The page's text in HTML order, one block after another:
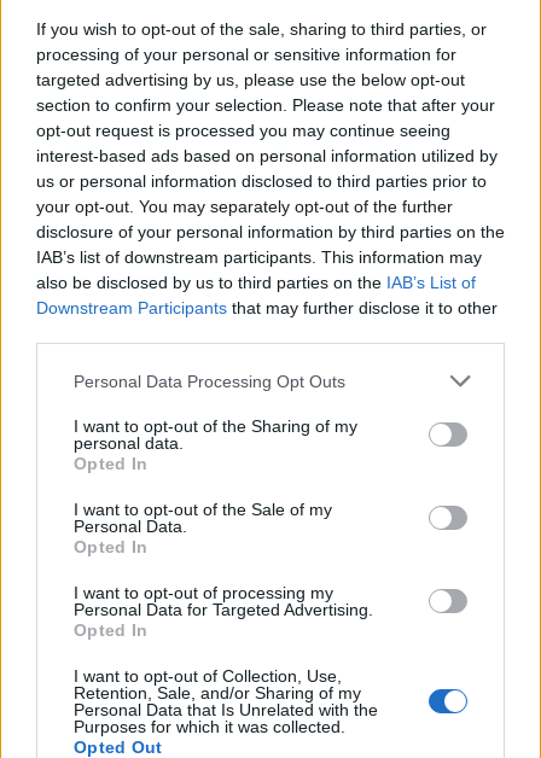
If you wish to opt-out of the sale, sharing to third parties, or
processing of your personal or sensitive information for
targeted advertising by us, please use the below opt-out
section to confirm your selection. Please note that after your
opt-out request is processed you may continue seeing
interest-based ads based on personal information utilized by
us or personal information disclosed to third parties prior to
your opt-out. You may separately opt-out of the further
disclosure of your personal information by third parties on the
IAB’s list of downstream participants. This information may
also be disclosed by us to third parties on the IAB’s List of
Downstream Participants that may further disclose it to other
Personal Data Processing Opt Outs
I want to opt-out of the Sharing of my
personal data.
Opted In
I want to opt-out of the Sale of my
Personal Data.
Opted In
I want to opt-out of processing my
Personal Data for Targeted Advertising.
Opted In
I want to opt-out of Collection, Use,
Retention, Sale, and/or Sharing of my
Personal Data that Is Unrelated with the
Purposes for which it was collected.
Opted Out
Εγγραφή στο newsletter
Αποδέχομαι τους
και την πολιτική απορρήτου
X